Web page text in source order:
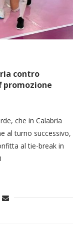
contro
promozione
che in Calabria
al turno successivo,
al tie-break in